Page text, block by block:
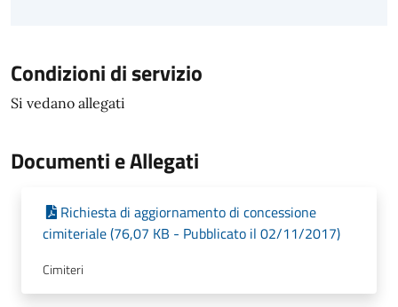
Condizioni di servizio
Si vedano allegati
Documenti e Allegati
Richiesta di aggiornamento di concessione
cimiteriale (76,07 KB - Pubblicato il 02/11/2017)
Cimiteri